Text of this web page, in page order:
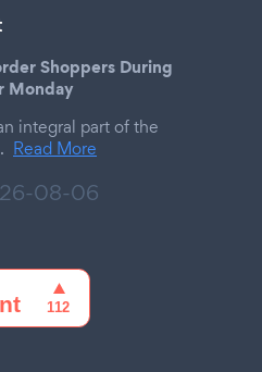
Shoppers During
Monday
integral part of the
Read More
08-06